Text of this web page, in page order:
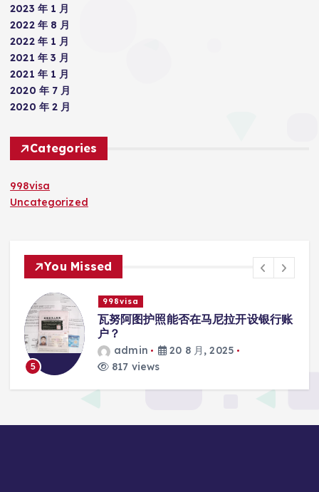
2023 年 1 月
2022 年 8 月
2022 年 1 月
2021 年 3 月
2021 年 1 月
2020 年 7 月
2020 年 2 月
Categories
998visa
Uncategorized
You Missed
5
998visa
瓦努阿图护照能否在马尼拉开设银行账
户？
admin
20 8 月, 2025
817 views